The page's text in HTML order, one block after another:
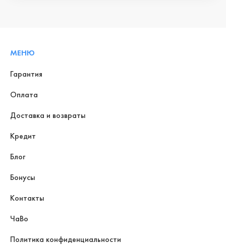
МЕНЮ
Гарантия
Оплата
Доставка и возвраты
Кредит
Блог
Бонусы
Контакты
ЧаВо
Политика конфиденциальности